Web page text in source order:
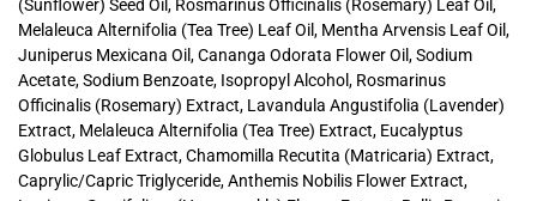
(Sunflower) Seed Oil, Rosmarinus Officinalis (Rosemary) Leaf Oil,
Melaleuca Alternifolia (Tea Tree) Leaf Oil, Mentha Arvensis Leaf Oil,
Juniperus Mexicana Oil, Cananga Odorata Flower Oil, Sodium
Acetate, Sodium Benzoate, Isopropyl Alcohol, Rosmarinus
Officinalis (Rosemary) Extract, Lavandula Angustifolia (Lavender)
Extract, Melaleuca Alternifolia (Tea Tree) Extract, Eucalyptus
Globulus Leaf Extract, Chamomilla Recutita (Matricaria) Extract,
Caprylic/Capric Triglyceride, Anthemis Nobilis Flower Extract,